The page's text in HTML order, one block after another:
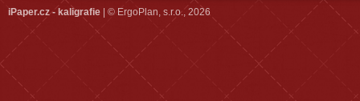
iPaper.cz - kaligrafie | © ErgoPlan, s.r.o., 2026